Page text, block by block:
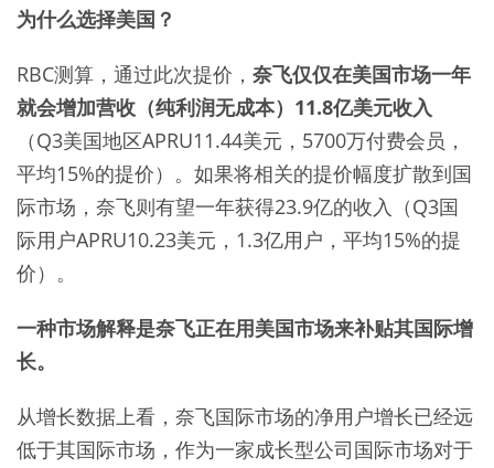
为什么选择美国？
RBC测算，通过此次提价， 奈飞仅仅在美国市场一年
就会增加营收（纯利润无成本）11.8亿美元收入
（Q3美国地区APRU11.44美元，5700万付费会员，
平均15%的提价）。如果将相关的提价幅度扩散到国
际市场，奈飞则有望一年获得23.9亿的收入（Q3国
际用户APRU10.23美元，1.3亿用户，平均15%的提
价）。
一种市场解释是奈飞正在用美国市场来补贴其国际增
长。
从增长数据上看，奈飞国际市场的净用户增长已经远
低于其国际市场，作为一家成长型公司国际市场对于